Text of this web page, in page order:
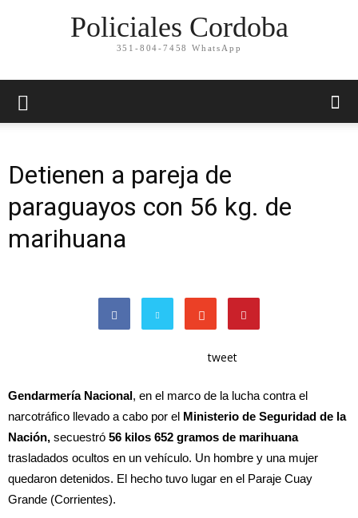
Policiales Cordoba
351-804-7458 WhatsApp
Detienen a pareja de
paraguayos con 56 kg. de
marihuana
tweet
Gendarmería Nacional, en el marco de la lucha contra el
narcotráfico llevado a cabo por el Ministerio de Seguridad de la
Nación, secuestró 56 kilos 652 gramos de marihuana
trasladados ocultos en un vehículo. Un hombre y una mujer
quedaron detenidos. El hecho tuvo lugar en el Paraje Cuay
Grande (Corrientes).